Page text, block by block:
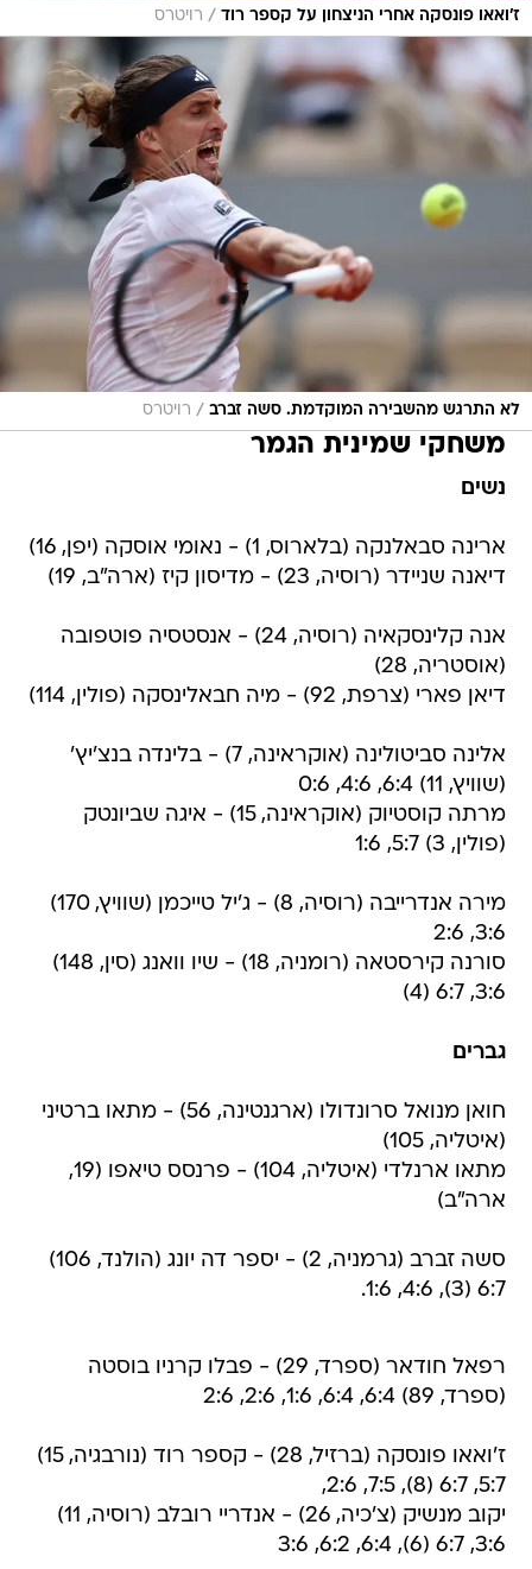
ז'ואאו פונסקה אחרי הניצחון על קספר רוד / רויטרס
לא התרגש מהשבירה המוקדמת. סשה זברב / רויטרס
משחקי שמינית הגמר
נשים
ארינה סבאלנקה (בלארוס, 1) - נאומי אוסקה (יפן, 16)
דיאנה שניידר (רוסיה, 23) - מדיסון קיז (ארה"ב, 19)
אנה קלינסקאיה (רוסיה, 24) - אנסטסיה פוטפובה
(אוסטריה, 28)
דיאן פארי (צרפת, 92) - מיה חבאלינסקה (פולין, 114)
אלינה סביטולינה (אוקראינה, 7) - בלינדה בנצ'יץ'
(שוויץ, 11) 6:4, 4:6, 0:6
מרתה קוסטיוק (אוקראינה, 15) - איגה שביונטק
(פולין, 3) 5:7, 1:6
מירה אנדרייבה (רוסיה, 8) - ג'יל טייכמן (שוויץ, 170)
3:6, 2:6
סורנה קירסטאה (רומניה, 18) - שיו וואנג (סין, 148)
3:6, 6:7 (4)
גברים
חואן מנואל סרונדולו (ארגנטינה, 56) - מתאו ברטיני
(איטליה, 105)
מתאו ארנלדי (איטליה, 104) - פרנסס טיאפו (19,
ארה"ב)
סשה זברב (גרמניה, 2) - יספר דה יונג (הולנד, 106)
6:7 (3), 4:6, 1:6.
רפאל חודאר (ספרד, 29) - פבלו קרניו בוסטה
(ספרד, 89) 6:4, 6:4, 1:6, 2:6, 2:6
ז'ואאו פונסקה (ברזיל, 28) - קספר רוד (נורבגיה, 15)
5:7, 6:7 (8), 7:5, 2:6,
יקוב מנשיק (צ'כיה, 26) - אנדריי רובלב (רוסיה, 11)
3:6, 6:7 (6), 6:4, 6:2, 3:6